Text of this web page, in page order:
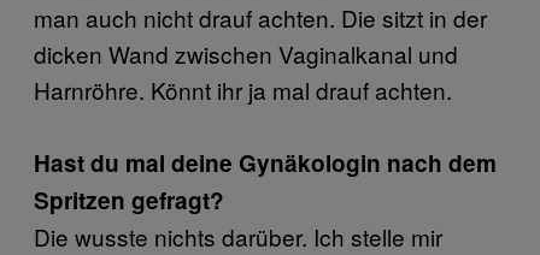
man auch nicht drauf achten. Die sitzt in der
dicken Wand zwischen Vaginalkanal und
Harnröhre. Könnt ihr ja mal drauf achten.
Hast du mal deine Gynäkologin nach dem
Spritzen gefragt?
Die wusste nichts darüber. Ich stelle mir